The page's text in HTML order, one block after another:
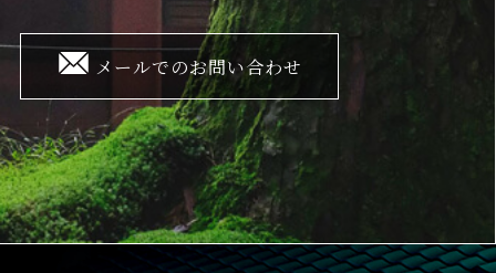
メールでのお問い合わせ